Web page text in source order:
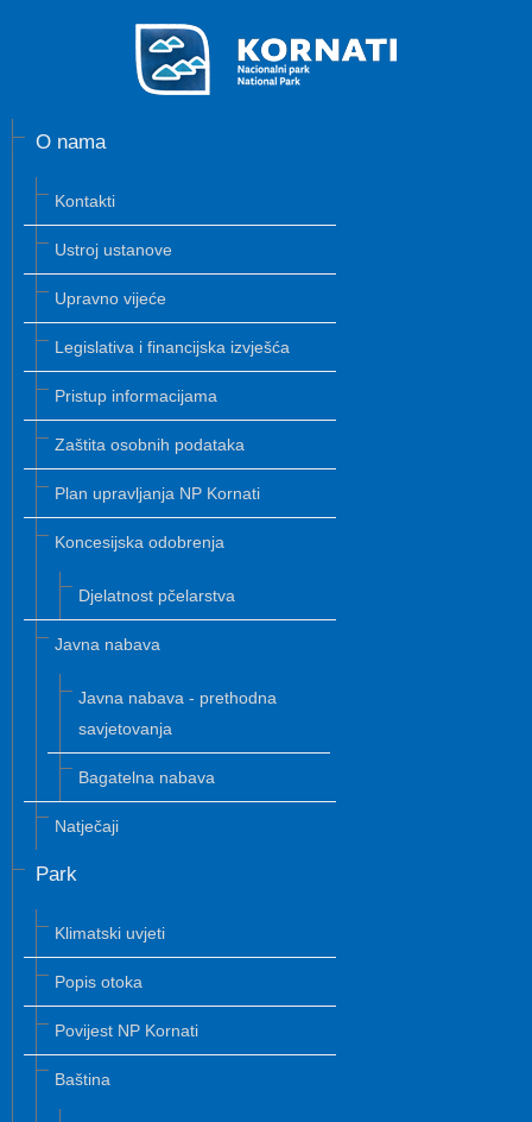
O nama
Kontakti
Ustroj ustanove
Upravno vijeće
Legislativa i financijska izvješća
Pristup informacijama
Zaštita osobnih podataka
Plan upravljanja NP Kornati
Koncesijska odobrenja
Djelatnost pčelarstva
Javna nabava
Javna nabava - prethodna
savjetovanja
Bagatelna nabava
Natječaji
Park
Klimatski uvjeti
Popis otoka
Povijest NP Kornati
Baština